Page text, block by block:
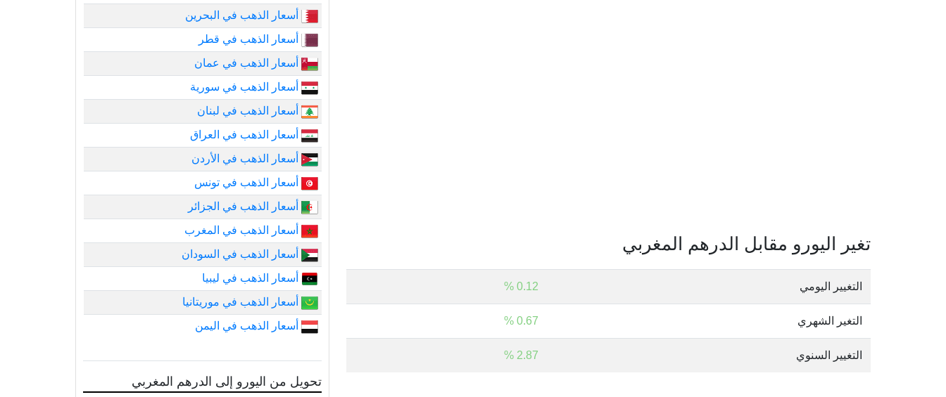
تغير اليورو مقابل الدرهم المغربي
التغيير اليومي 0.12 %
التغير الشهري 0.67 %
التغيير السنوي 2.87 %
أسعار الذهب في البحرين
أسعار الذهب في قطر
أسعار الذهب في عمان
أسعار الذهب في سورية
أسعار الذهب في لبنان
أسعار الذهب في العراق
أسعار الذهب في الأردن
أسعار الذهب في تونس
أسعار الذهب في الجزائر
أسعار الذهب في المغرب
أسعار الذهب في السودان
أسعار الذهب في ليبيا
أسعار الذهب في موريتانيا
أسعار الذهب في اليمن
تحويل من اليورو إلى الدرهم المغربي